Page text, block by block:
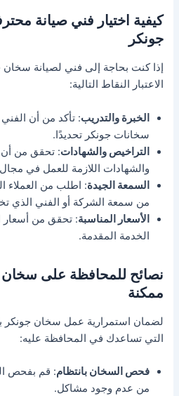
كيفية اختيار فني صيانة
جونكر
إذا كنت بحاجة إلى فني لصيانة
الاعتبار النقاط التالية:
الخبرة والتدريب: تأكد من أن
سخانات جونكر تحديدًا.
التراخيص والشهادات: تحقق من أن
والشهادات اللازمة للعمل في مجال
السمعة الجيدة: اطلب من العملاء
من سمعة الشركة أو الفني الذي
الأسعار المناسبة: تحقق من أسعار
الخدمة المقدمة.
نصائح للمحافظة على سخان
ممكنة
لضمان استمرارية عمل سخان جونكر
التي تساعدك في المحافظة عليه:
فحص السخان بانتظام: قم بفحص
من عدم وجود مشاكل.